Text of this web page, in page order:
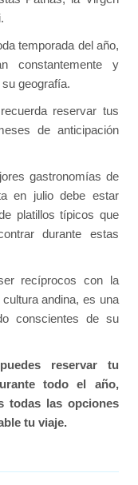
temporada del año,
constantemente y
geografía.
reservar tus
de anticipación
gastronomías de
en julio debe estar
platillos típicos que
durante estas
recíprocos con la
andina, es una
conscientes de su
reservar tu
todo el año,
todas las opciones
tu viaje.